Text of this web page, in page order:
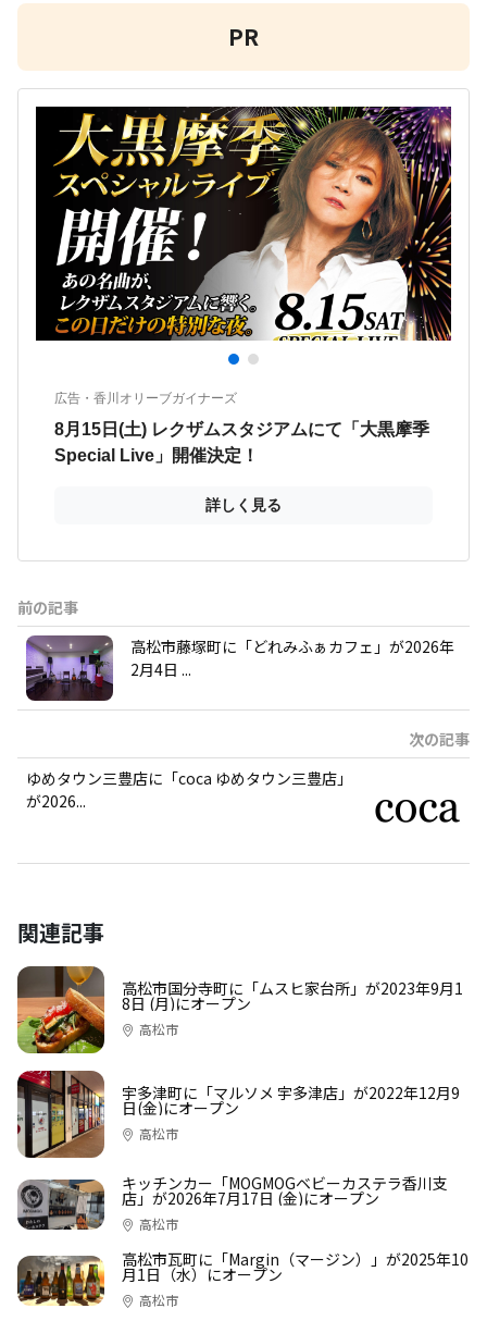
PR
前の記事
高松市藤塚町に「どれみふぁカフェ」が2026年
2月4日 ...
次の記事
ゆめタウン三豊店に「coca ゆめタウン三豊店」
が2026...
関連記事
高松市国分寺町に「ムスヒ家台所」が2023年9月1
8日 (月)にオープン
高松市
宇多津町に「マルソメ 宇多津店」が2022年12月9
日(金)にオープン
高松市
キッチンカー「MOGMOGベビーカステラ香川支
店」が2026年7月17日 (金)にオープン
高松市
高松市瓦町に「Margin（マージン）」が2025年10
月1日（水）にオープン
高松市